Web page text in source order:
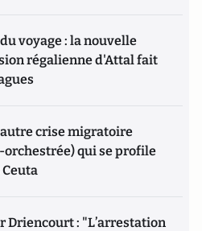
voyage : la nouvelle
régalienne d'Attal fait
crise migratoire
orchestrée) qui se profile
Driencourt : "L’arrestation